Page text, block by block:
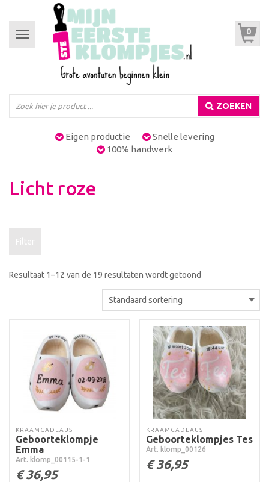
Toggle
navigation
0
ZOEKEN
Eigen productie
Snelle levering
100% handwerk
Licht roze
Filter
Resultaat 1–12 van de 19 resultaten wordt getoond
KRAAMCADEAUS
Geboorteklompje
Emma
Art. klomp_00115-1-1
€36,95
KRAAMCADEAUS
Geboorteklompjes Tes
Art. klomp_00126
€36,95